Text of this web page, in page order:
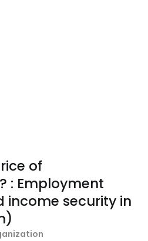
of
: Employment
income security in